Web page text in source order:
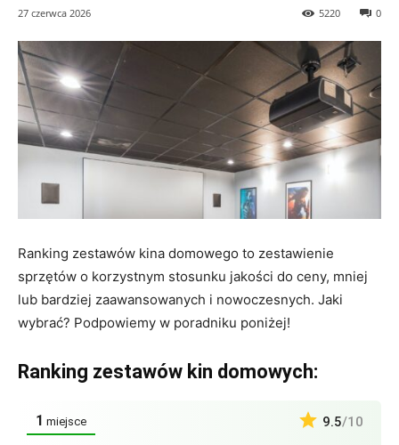
27 czerwca 2026 0
5220
Ranking zestawów kina domowego to zestawienie
sprzętów o korzystnym stosunku jakości do ceny, mniej
lub bardziej zaawansowanych i nowoczesnych. Jaki
wybrać? Podpowiemy w poradniku poniżej!
Ranking zestawów kin domowych:
1 miejsce 9.5/10